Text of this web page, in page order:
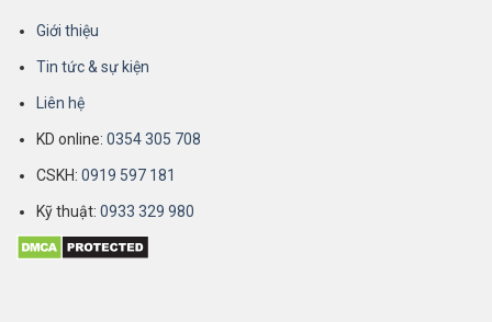
Giới thiệu
Tin tức & sự kiện
Liên hệ
KD online:0354 305 708
CSKH: 0919 597 181
Kỹ thuật:0933 329 980